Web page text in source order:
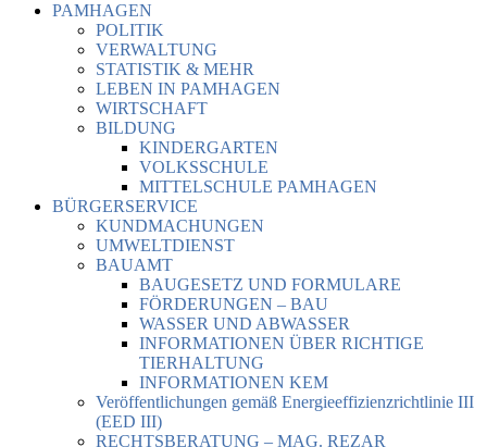
PAMHAGEN
POLITIK
VERWALTUNG
STATISTIK & MEHR
LEBEN IN PAMHAGEN
WIRTSCHAFT
BILDUNG
KINDERGARTEN
VOLKSSCHULE
MITTELSCHULE PAMHAGEN
BÜRGERSERVICE
KUNDMACHUNGEN
UMWELTDIENST
BAUAMT
BAUGESETZ UND FORMULARE
FÖRDERUNGEN – BAU
WASSER UND ABWASSER
INFORMATIONEN ÜBER RICHTIGE
TIERHALTUNG
INFORMATIONEN KEM
Veröffentlichungen gemäß Energieeffizienzrichtlinie III
(EED III)
RECHTSBERATUNG – MAG. REZAR